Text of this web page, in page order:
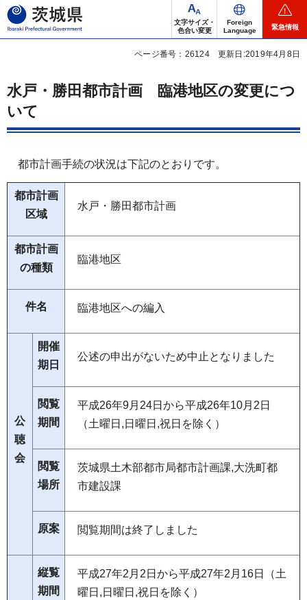
茨城県
文字サイズ・
色合い変更
Foreign
Language
緊急情報
ページ番号：26124 更新日:2019年4月8日
水戸・勝田都市計画 臨港地区の変更につ
いて
都市計画手続の状況は下記のとおりです。
都市計画
区域
水戸・勝田都市計画
都市計画
の種類
臨港地区
件名 臨港地区への編入
公
聴
会
開催
期日
公述の申出がないため中止となりました
閲覧
期間
平成26年9月24日から平成26年10月2日
（土曜日,日曜日,祝日を除く）
閲覧
場所
茨城県土木部都市局都市計画課,大洗町都
市建設課
原案 閲覧期間は終了しました
縦覧
期間
平成27年2月2日から平成27年2月16日（土
曜日,日曜日,祝日を除く）